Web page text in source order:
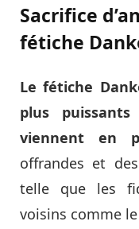
Sacrifice
fétiche
Le fétiche
plus
viennent en
offrandes et
telle que les
voisins comme